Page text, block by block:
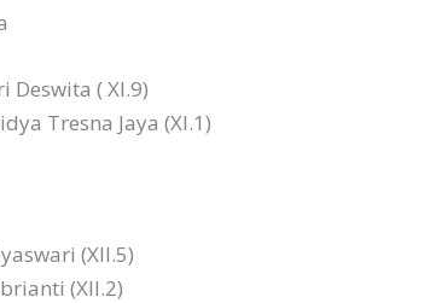
Deswita ( XI.9)
Tresna Jaya (XI.1)
(XII.5)
(XII.2)